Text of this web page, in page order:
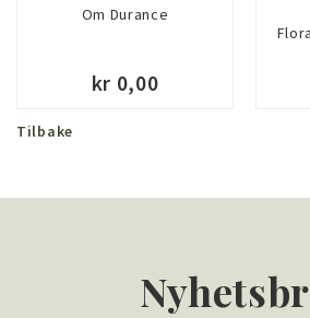
Om Durance
kr 0,00
Tilbake